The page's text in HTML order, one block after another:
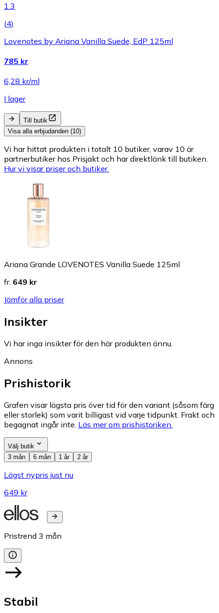
1.3
(4)
Lovenotes by Ariana Vanilla Suede, EdP 125ml
785 kr
6,28 kr/ml
I lager
Till butik
Visa alla erbjudanden (10)
Vi har hittat produkten i totalt 10 butiker, varav 10 är
partnerbutiker hos Prisjakt och har direktlänk till butiken.
Hur vi visar priser och butiker.
Ariana Grande LOVENOTES Vanilla Suede 125ml
fr. 649 kr
Jämför alla priser
Insikter
Vi har inga insikter för den här produkten ännu.
Annons
Prishistorik
Grafen visar lägsta pris över tid för den variant (såsom färg
eller storlek) som varit billigast vid varje tidpunkt. Frakt och
begagnat ingår inte. Läs mer om prishistoriken.
Välj butik
3 mån
6 mån 1 år 2 år
Lägst nypris just nu
649 kr
Pristrend 3 mån
Stabil